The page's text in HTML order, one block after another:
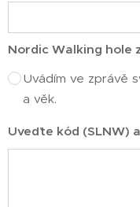
Nordic Walking hole
Uvádím ve zprávě
a věk.
Uveďte kód (SLNW)